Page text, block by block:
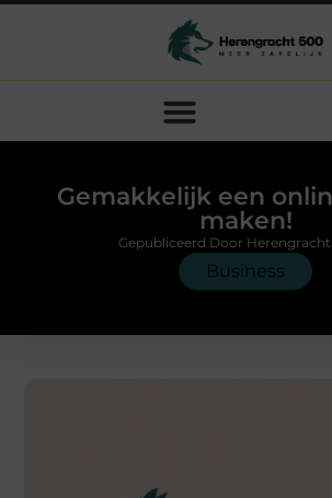
Gemakkelijk een
maken!
Business
Gepubliceerd Door